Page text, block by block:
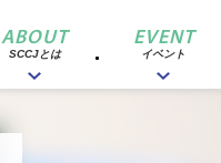
ABOUT
SCCJとは
EVENT
イベント